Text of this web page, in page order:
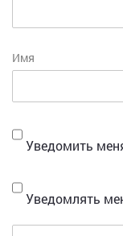
Имя
Уведомить
Уведомлять